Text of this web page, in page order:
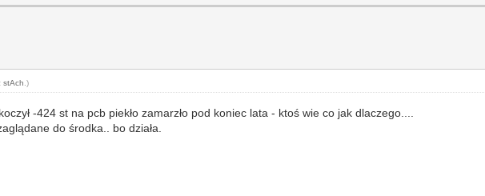
stAch .)
-424 st na pcb piekło zamarzło pod koniec lata - ktoś wie co jak dlaczego....
do środka.. bo działa.